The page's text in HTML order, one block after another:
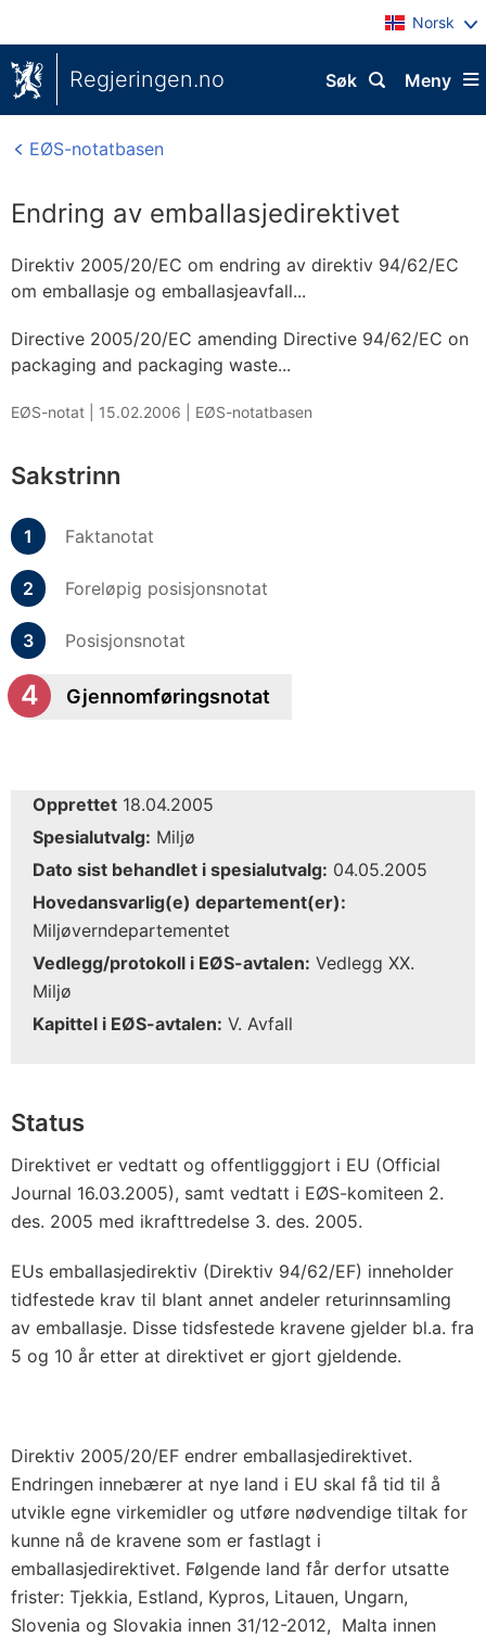
Norsk
Regjeringen.no Meny
Søk
EØS-notatbasen
Endring av emballasjedirektivet
Direktiv 2005/20/EC om endring av direktiv 94/62/EC
om emballasje og emballasjeavfall...
Directive 2005/20/EC amending Directive 94/62/EC on
packaging and packaging waste...
EØS-notat | 15.02.2006 EØS-notatbasen
Sakstrinn
Faktanotat
Foreløpig posisjonsnotat
Posisjonsnotat
Gjennomføringsnotat
Opprettet 18.04.2005
Spesialutvalg: Miljø
Dato sist behandlet i spesialutvalg: 04.05.2005
Hovedansvarlig(e) departement(er):
Miljøverndepartementet
Vedlegg/protokoll i EØS-avtalen: Vedlegg XX.
Miljø
Kapittel i EØS-avtalen: V. Avfall
Status
Direktivet er vedtatt og offentligggjort i EU (Official
Journal 16.03.2005), samt vedtatt i EØS-komiteen 2.
des. 2005 med ikrafttredelse 3. des. 2005.
EUs emballasjedirektiv (Direktiv 94/62/EF) inneholder
tidfestede krav til blant annet andeler returinnsamling
av emballasje. Disse tidsfestede kravene gjelder bl.a. fra
5 og 10 år etter at direktivet er gjort gjeldende.
Direktiv 2005/20/EF endrer emballasjedirektivet.
Endringen innebærer at nye land i EU skal få tid til å
utvikle egne virkemidler og utføre nødvendige tiltak for
kunne nå de kravene som er fastlagt i
emballasjedirektivet. Følgende land får derfor utsatte
frister: Tjekkia, Estland, Kypros, Litauen, Ungarn,
Slovenia og Slovakia innen 31/12-2012, Malta innen